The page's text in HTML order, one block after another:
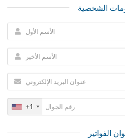
الشخصية
+1
الفواتير